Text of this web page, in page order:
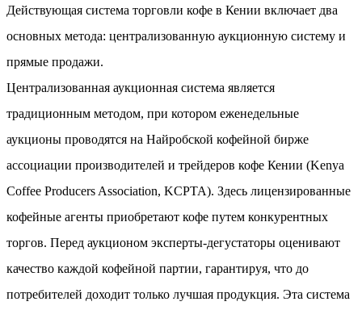
Действующая система торговли кофе в Кении включает два
основных метода: централизованную аукционную систему и
прямые продажи.
Централизованная аукционная система является
традиционным методом, при котором еженедельные
аукционы проводятся на Найробской кофейной бирже
ассоциации производителей и трейдеров кофе Кении (Kenya
Coffee Producers Association, KCPTA). Здесь лицензированные
кофейные агенты приобретают кофе путем конкурентных
торгов. Перед аукционом эксперты-дегустаторы оценивают
качество каждой кофейной партии, гарантируя, что до
потребителей доходит только лучшая продукция. Эта система